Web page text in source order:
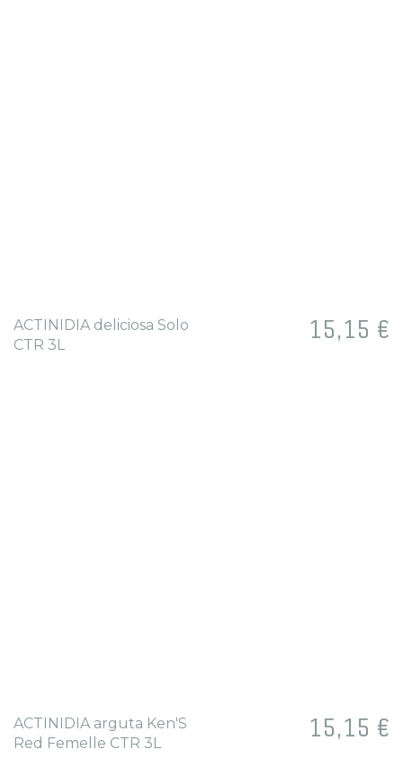
ACTINIDIA deliciosa Solo
CTR 3L
Prix
15,15 €
ACTINIDIA arguta Ken'S
Red Femelle CTR 3L
Prix
15,15 €